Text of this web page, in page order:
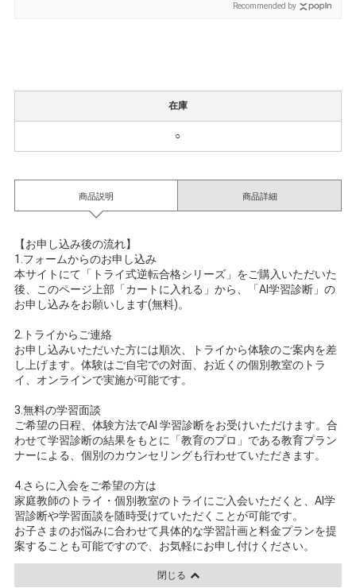
Recommended by
在庫
○
商品説明
【お申し込み後の流れ】
1.フォームからのお申し込み
本サイトにて「トライ式逆転合格シリーズ」をご購入いただいた
後、このページ上部「カートに入れる」から、「AI学習診断」の
お申し込みをお願いします(無料)。
2.トライからご連絡
お申し込みいただいた方には順次、トライから体験のご案内を差
し上げます。体験はご自宅での対面、お近くの個別教室のトラ
イ、オンラインで実施が可能です。
3.無料の学習面談
ご希望の日程、体験方法でAI 学習診断をお受けいただけます。合
わせて学習診断の結果をもとに「教育のプロ」である教育プラン
ナーによる、個別のカウンセリングも行わせていただきます。
4.さらに入会をご希望の方は
家庭教師のトライ・個別教室のトライにご入会いただくと、AI学
習診断や学習面談を随時受けていただくことが可能です。
お子さまのお悩みに合わせて具体的な学習計画と料金プランを提
案することも可能ですので、お気軽にお申し付けください。
閉じる
商品詳細